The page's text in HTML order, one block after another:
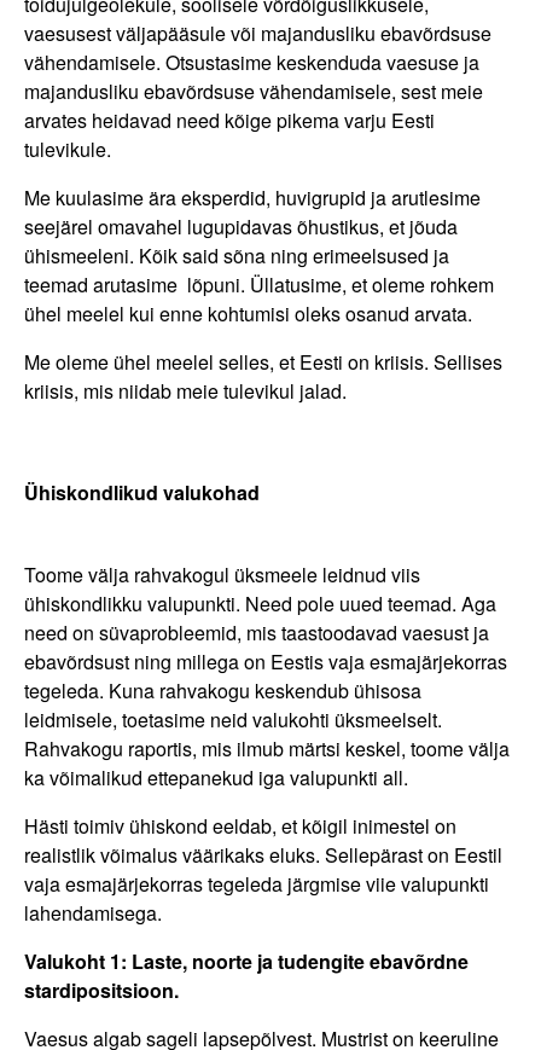
vaesusest väljapääsule või majandusliku ebavõrdsuse
vähendamisele. Otsustasime keskenduda vaesuse ja
majandusliku ebavõrdsuse vähendamisele, sest meie
arvates heidavad need kõige pikema varju Eesti
tulevikule.
Me kuulasime ära eksperdid, huvigrupid ja arutlesime
seejärel omavahel lugupidavas õhustikus, et jõuda
ühismeeleni. Kõik said sõna ning erimeelsused ja
teemad arutasime lõpuni. Üllatusime, et oleme rohkem
ühel meelel kui enne kohtumisi oleks osanud arvata.
Me oleme ühel meelel selles, et Eesti on kriisis. Sellises
kriisis, mis niidab meie tulevikul jalad.
Ühiskondlikud valukohad
Toome välja rahvakogul üksmeele leidnud viis
ühiskondlikku valupunkti. Need pole uued teemad. Aga
need on süvaprobleemid, mis taastoodavad vaesust ja
ebavõrdsust ning millega on Eestis vaja esmajärjekorras
tegeleda. Kuna rahvakogu keskendub ühisosa
leidmisele, toetasime neid valukohti üksmeelselt.
Rahvakogu raportis, mis ilmub märtsi keskel, toome välja
ka võimalikud ettepanekud iga valupunkti all.
Hästi toimiv ühiskond eeldab, et kõigil inimestel on
realistlik võimalus väärikaks eluks. Sellepärast on Eestil
vaja esmajärjekorras tegeleda järgmise viie valupunkti
lahendamisega.
Valukoht 1: Laste, noorte ja tudengite ebavõrdne
stardipositsioon.
Vaesus algab sageli lapsepõlvest. Mustrist on keeruline